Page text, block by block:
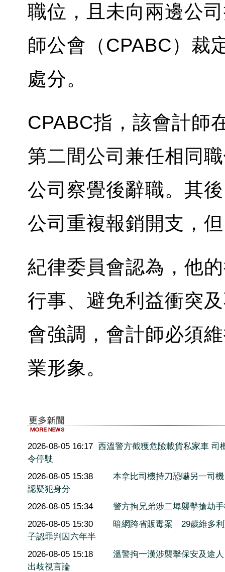
職位，且未向兩邊公
師公會（CPABC）裁
處分。
CPABC指，該會計師
第二間公司兼任相同
公司察覺後辭職。其
公司重複報銷開支，
紀律委員會認為，他
行事、避免利益衝突
會強調，會計師必須
業形象。
2026-08-05 16:17 西溫警方截獲危險載貨私家車 司
令停駛
2026-08-05 15:38
本拿比司機持刀恐嚇另一司
認疑犯身分
2026-08-05 15:34
警方拘兄弟涉二埠襲擊搶劫
2026-08-05 15:30
暗網跨省販毒案 29歲維多
子認罪判囚六年半
2026-08-05 15:18
溫警拘一漢涉襲擊保安及途
出歧視言論